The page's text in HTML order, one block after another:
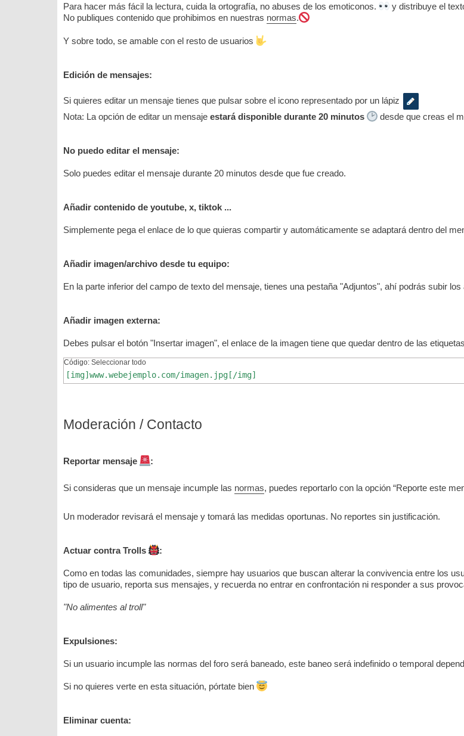
Para hacer más fácil la lectura, cuida la ortografía, no abuses de los emoticonos.
y distribuye el
No publiques contenido que prohibimos en nuestras normas.
Y sobre todo, se amable con el resto de usuarios
Edición de mensajes:
Si quieres editar un mensaje tienes que pulsar sobre el icono representado por un lápiz
Nota: La opción de editar un mensaje estará disponible durante 20 minutos desde que creas el
No puedo editar el mensaje:
Solo puedes editar el mensaje durante 20 minutos desde que fue creado.
Añadir contenido de youtube, x, tiktok ...
Simplemente pega el enlace de lo que quieras compartir y automáticamente se adaptará dentro del
Añadir imagen/archivo desde tu equipo:
En la parte inferior del campo de texto del mensaje, tienes una pestaña "Adjuntos", ahí podrás subir
Añadir imagen externa:
Debes pulsar el botón "Insertar imagen", el enlace de la imagen tiene que quedar dentro de las
Código: Seleccionar todo
[img]www.webejemplo.com/imagen.jpg[/img]
Moderación / Contacto
Reportar mensaje :
Si consideras que un mensaje incumple las normas, puedes reportarlo con la opción “Reporte este
Un moderador revisará el mensaje y tomará las medidas oportunas. No reportes sin justificación.
Actuar contra Trolls :
Como en todas las comunidades, siempre hay usuarios que buscan alterar la convivencia entre los
tipo de usuario, reporta sus mensajes, y recuerda no entrar en confrontación ni responder a sus
"No alimentes al troll"
Expulsiones:
Si un usuario incumple las normas del foro será baneado, este baneo será indefinido o temporal
Si no quieres verte en esta situación, pórtate bien
Eliminar cuenta: